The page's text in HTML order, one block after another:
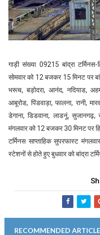
गाड़ी संख्या 09215 बांद्रा
सोमवार को 12 बजकर 15 मिनट पर
भरूच, बड़ोदरा, आनंद, नदियाड,
आबूरोड, पिंडवाड़ा, फालना, रानी,
डेगाना, डिडवाना, लाडनूं,
मंगलवार को 12 बजकर 30 मिनट पर
टर्मिनस साप्ताहिक सुपरफास्ट
स्टेशनों से होते हुए बुधवार को बांद्रा
RECOMMENDED